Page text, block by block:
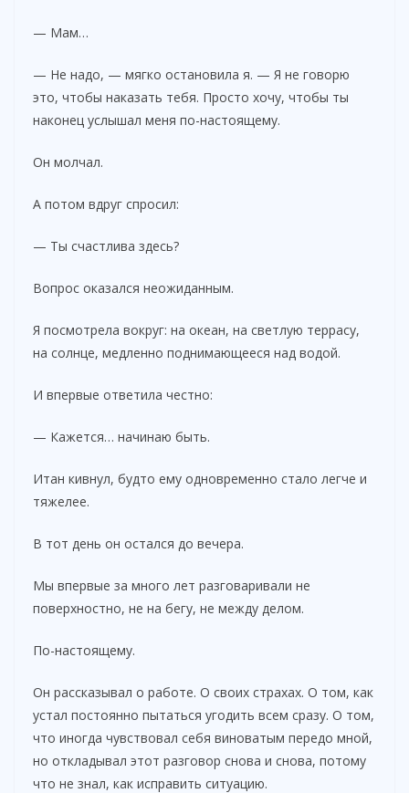
— Мам…
— Не надо, — мягко остановила я. — Я не говорю
это, чтобы наказать тебя. Просто хочу, чтобы ты
наконец услышал меня по-настоящему.
Он молчал.
А потом вдруг спросил:
— Ты счастлива здесь?
Вопрос оказался неожиданным.
Я посмотрела вокруг: на океан, на светлую террасу,
на солнце, медленно поднимающееся над водой.
И впервые ответила честно:
— Кажется… начинаю быть.
Итан кивнул, будто ему одновременно стало легче и
тяжелее.
В тот день он остался до вечера.
Мы впервые за много лет разговаривали не
поверхностно, не на бегу, не между делом.
По-настоящему.
Он рассказывал о работе. О своих страхах. О том, как
устал постоянно пытаться угодить всем сразу. О том,
что иногда чувствовал себя виноватым передо мной,
но откладывал этот разговор снова и снова, потому
что не знал, как исправить ситуацию.